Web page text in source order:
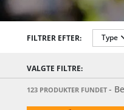
FILTRER EFTER: Type
VALGTE FILTRE:
123 PRODUKTER FUNDET -